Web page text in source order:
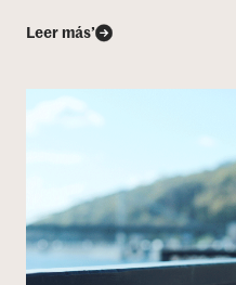
Leer más’